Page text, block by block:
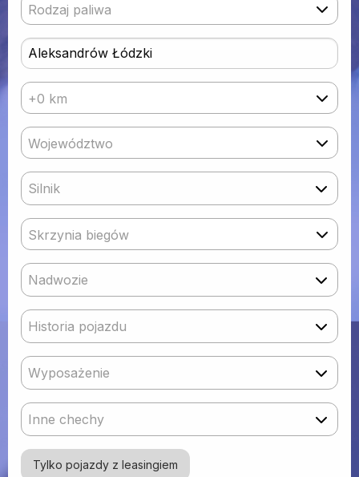
Rodzaj paliwa
+0 km
Województwo
Silnik
Skrzynia biegów
Nadwozie
Historia pojazdu
Wyposażenie
Inne chechy
Tylko pojazdy z leasingiem